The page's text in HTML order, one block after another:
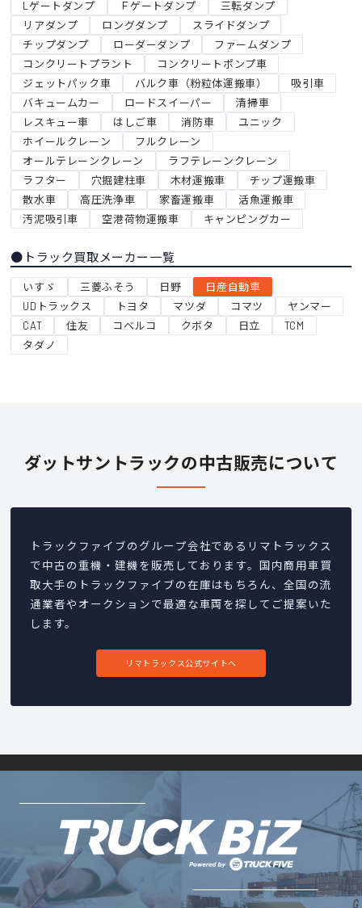
Lゲートダンプ
Ｆゲートダンプ
三転ダンプ
リアダンプ
ロングダンプ
スライドダンプ
チップダンプ
ローダーダンプ
ファームダンプ
コンクリートプラント
コンクリートポンプ車
ジェットパック車
バルク車（粉粒体運搬車）
吸引車
バキュームカー
ロードスイーパー
清掃車
レスキュー車
はしご車 消防車
ユニック
ホイールクレーン
フルクレーン
オールテレーンクレーン
ラフテレーンクレーン
ラフター
穴掘建柱車 木材運搬車
チップ運搬車
散水車
高圧洗浄車 家畜運搬車
活魚運搬車
汚泥吸引車
空港荷物運搬車 キャンピングカー
●トラック買取メーカー一覧
いすゞ 三菱ふそう 日野
日産自動車
UDトラックス
トヨタ マツダ コマツ
ヤンマー
CAT
住友 コベルコ クボタ 日立
TCM
タダノ
ダットサントラックの中古販売について
トラックファイブのグループ会社であるリマトラックス
で中古の重機・建機を販売しております。国内商用車買
取大手のトラックファイブの在庫はもちろん、全国の流
通業者やオークションで最適な車両を探してご提案いた
します。
リマトラックス公式サイトへ